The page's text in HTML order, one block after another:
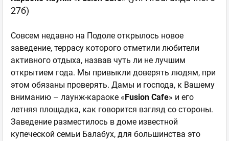
27б)
Совсем недавно на Подоле открылось новое
заведение, террасу которого отметили любители
активного отдыха, назвав чуть ли не лучшим
открытием года. Мы привыкли доверять людям, при
этом обязаны проверять. Дамы и господа, к Вашему
вниманию – лаунж-караоке « Fusion Cafе» и его
летняя площадка, как говорится взгляд со стороны.
Заведение разместилось в доме известной
купеческой семьи Балабух, для большинства это